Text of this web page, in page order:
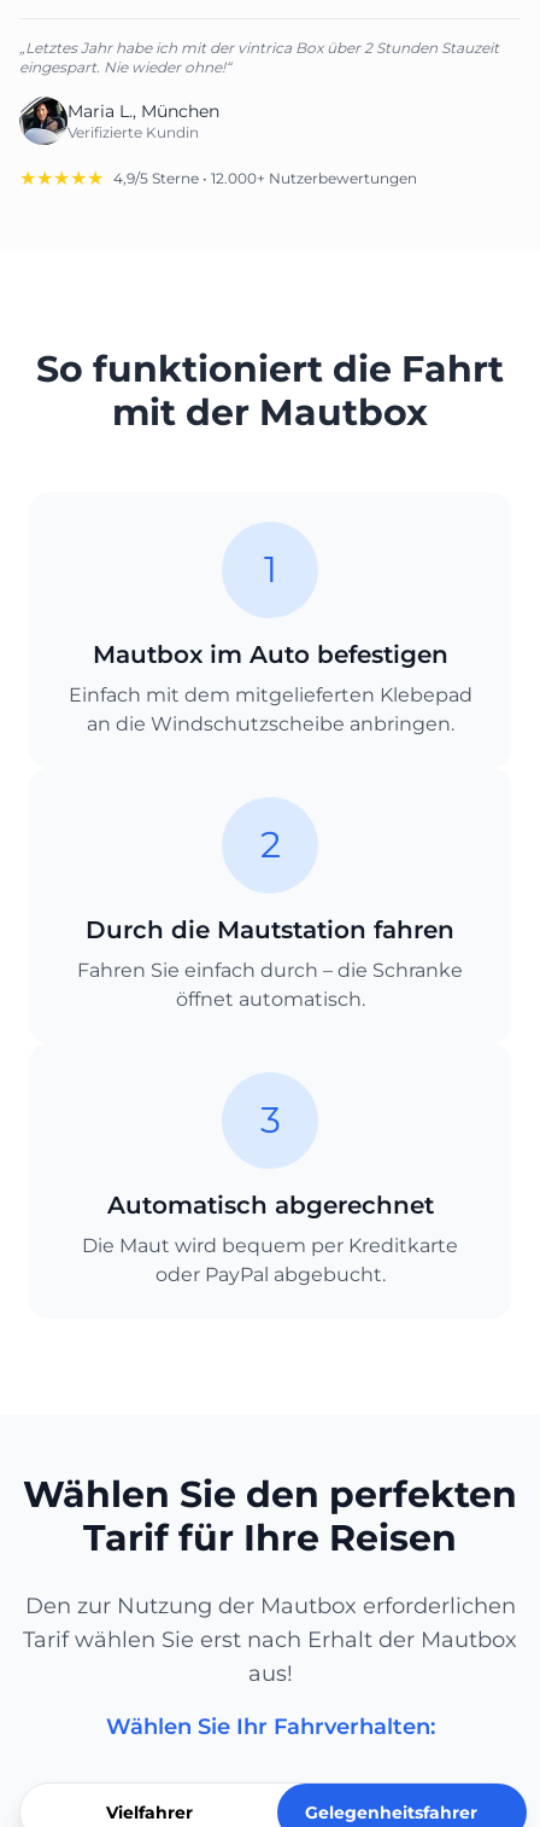
„Letztes Jahr habe ich mit der vintrica Box über 2 Stunden Stauzeit
eingespart. Nie wieder ohne!“
Maria L., München
Verifizierte Kundin
★★★★★ 4,9/5 Sterne • 12.000+ Nutzerbewertungen
So funktioniert die Fahrt
mit der Mautbox
1
Mautbox im Auto befestigen
Einfach mit dem mitgelieferten Klebepad
an die Windschutzscheibe anbringen.
2
Durch die Mautstation fahren
Fahren Sie einfach durch – die Schranke
öffnet automatisch.
3
Automatisch abgerechnet
Die Maut wird bequem per Kreditkarte
oder PayPal abgebucht.
Wählen Sie den perfekten
Tarif für Ihre Reisen
Den zur Nutzung der Mautbox erforderlichen
Tarif wählen Sie erst nach Erhalt der Mautbox
aus!
Wählen Sie Ihr Fahrverhalten:
Vielfahrer Gelegenheitsfahrer